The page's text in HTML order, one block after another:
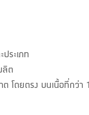
ละประเภท
ลิต
โดยตรง บนเนื้อที่กว่